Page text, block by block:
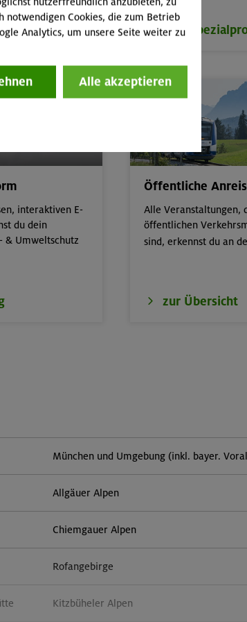
zum
interaktiven E-
du dein
& Umweltschutz
Öffentliche
Alle Veranstaltungen,
öffentlichen
sind, erkennst du an
zur Übersicht
München und Umgebung (inkl. bayer.
Allgäuer Alpen
Chiemgauer Alpen
Rofangebirge
Kitzbüheler Alpen
notwendigen Cookies, die zum Betrieb
Analytics, um unsere Seite weiter zu
Alle akzeptieren